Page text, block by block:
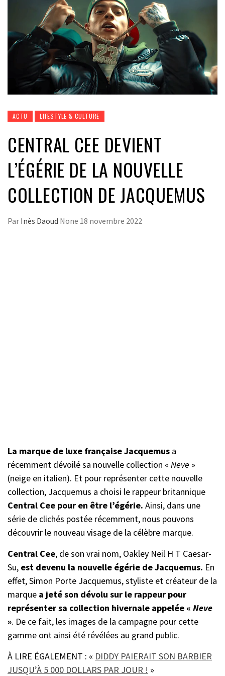
ACTU LIFESTYLE & CULTURE
CENTRAL CEE DEVIENT
L’ÉGÉRIE DE LA NOUVELLE
COLLECTION DE JACQUEMUS
Par Inès Daoud None 18 novembre 2022
La marque de luxe française Jacquemus a
récemment dévoilé sa nouvelle collection « Neve »
(neige en italien). Et pour représenter cette nouvelle
collection, Jacquemus a choisi le rappeur britannique
Central Cee pour en être l’égérie. Ainsi, dans une
série de clichés postée récemment, nous pouvons
découvrir le nouveau visage de la célèbre marque.
Central Cee, de son vrai nom, Oakley Neil H T Caesar-
Su, est devenu la nouvelle égérie de Jacquemus. En
effet, Simon Porte Jacquemus, styliste et créateur de la
marque a jeté son dévolu sur le rappeur pour
représenter sa collection hivernale appelée « Neve
». De ce fait, les images de la campagne pour cette
gamme ont ainsi été révélées au grand public.
À LIRE ÉGALEMENT : « DIDDY PAIERAIT SON BARBIER
JUSQU’À 5 000 DOLLARS PAR JOUR ! »